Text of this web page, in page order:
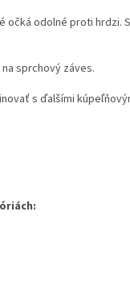
očká odolné proti
sprchový záves.
s ďalšími